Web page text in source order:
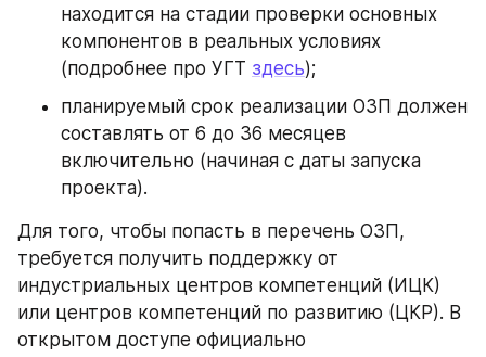
находится на стадии проверки основных
компонентов в реальных условиях
(подробнее про УГТ здесь);
планируемый срок реализации ОЗП должен
составлять от 6 до 36 месяцев
включительно (начиная с даты запуска
проекта).
Для того, чтобы попасть в перечень ОЗП,
требуется получить поддержку от
индустриальных центров компетенций (ИЦК)
или центров компетенций по развитию (ЦКР). В
открытом доступе официально